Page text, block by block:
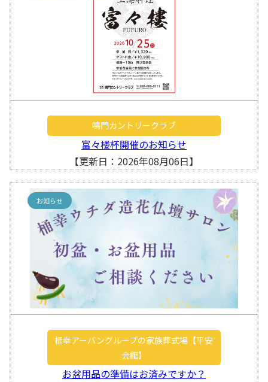
鳴門カントリークラブ
富々楼杯開催のお知らせ
【更新日：2026年08月06日】
お知らせ
桶幸アーバングループの家族葬式場【平安
会館】
お盆用品の準備はお済みですか？